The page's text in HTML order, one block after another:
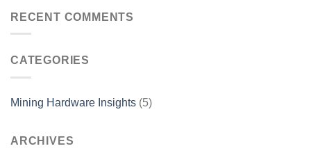
RECENT COMMENTS
CATEGORIES
Mining Hardware Insights (5)
ARCHIVES